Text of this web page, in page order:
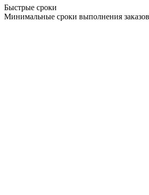
Быстрые сроки
Минимальные сроки выполнения